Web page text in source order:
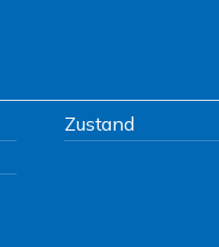
Zustand